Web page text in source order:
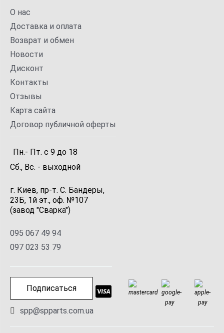
О нас
Доставка и оплата
Возврат и обмен
Новости
Дисконт
Контакты
Отзывы
Карта сайта
Договор публичной оферты
Пн.- Пт. с 9 до 18
Сб., Вс. - выходной
г. Киев, пр-т. С. Бандеры,
23Б, 1й эт., оф. №107
(завод "Сварка")
095 067 49 94
097 023 53 79
Подписаться
spp@spparts.com.ua